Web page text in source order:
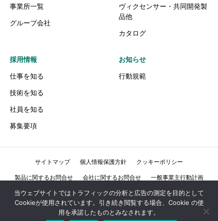
事業所一覧
グループ会社
ヴィクセンサー・共同開発製
品他
カタログ
採用情報
仕事を知る
技術を知る
社員を知る
募集要項
お知らせ
行動規範
サイトマップ 個人情報保護方針 クッキーポリシー
製品に関するお問合せ 会社に関するお問合せ 一般事業主行動計画
行動規範
当ウェブサイトではトラフィックの分析と広告の測定を目的として
Cookieが使用されています。引き続き閲覧する場合、Cookie の使
用を承諾したものとみなされます。